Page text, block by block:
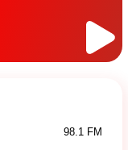
98.1 FM